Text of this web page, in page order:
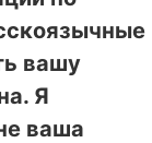
вашу
Я
ваша